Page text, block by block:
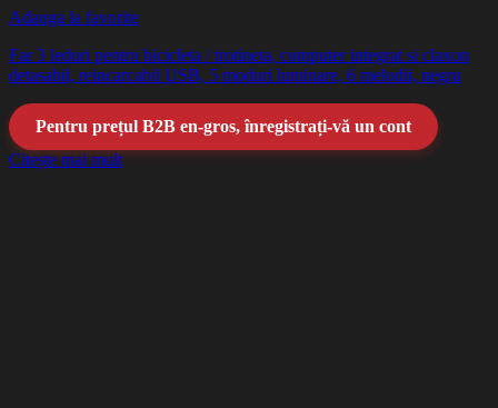
Adauga la favorite
Far 3 leduri pentru bicicleta / trotineta, computer integrat si claxon
detasabil, reincarcabil USB, 5 moduri luminare, 6 melodii, negru
Pentru prețul B2B en-gros, înregistrați-vă un cont
Citește mai mult